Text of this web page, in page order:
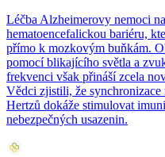
Léčba Alzheimerovy nemoci
hematoencefalickou bariéru,
přímo k mozkovým buňkám.
pomocí blikajícího světla a
frekvenci však přináší zcela
Vědci zjistili, že
Hertzů dokáže stimulovat
nebezpečných usazenin.